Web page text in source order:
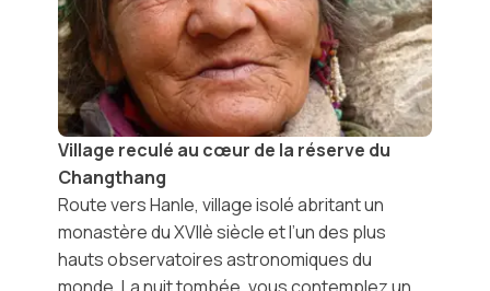
Village reculé au cœur de la réserve du
Changthang
Route versHanle, village isolé abritant un
monastère du XVIIè siècle et l’un des plus
hautsobservatoires astronomiquesdu